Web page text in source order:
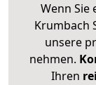
Wenn Sie
Krumbach
unsere
nehmen.
Ihren